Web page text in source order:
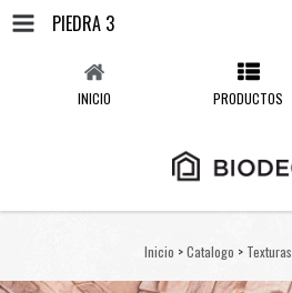
PIEDRA 3
INICIO PRODUCTOS
Inicio > Catalogo > Texturas